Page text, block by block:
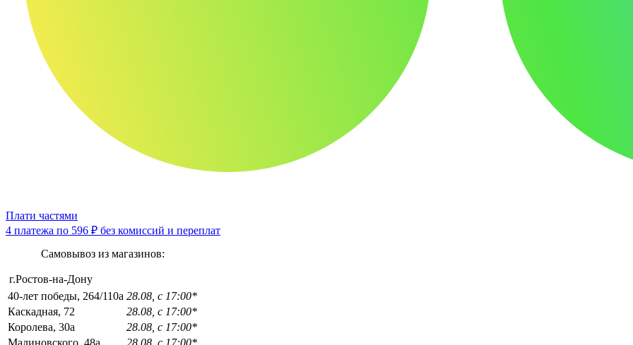
Плати частями
4 платежа по 596 ₽ без комиссий и переплат
Самовывоз из магазинов:
г.Ростов-на-Дону
40-лет победы, 264/110а 28.08, с 17:00*
Каскадная, 72
28.08, с 17:00*
Королева, 30а
28.08, с 17:00*
Малиновского, 48а
28.08, с 17:00*